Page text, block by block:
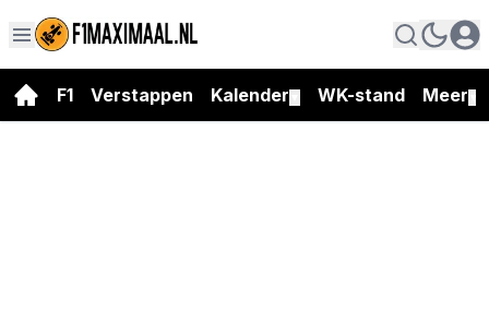
F1 Verstappen Kalender WK-stand Meer